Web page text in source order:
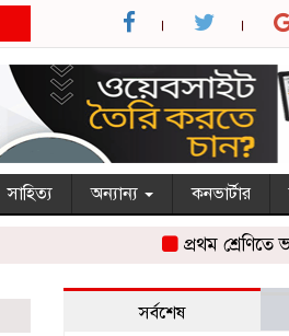
সাহিত্য অন্যান্য কনভার্টার
প্রথম শ্রেণিতে ভর্তি
সর্বশেষ